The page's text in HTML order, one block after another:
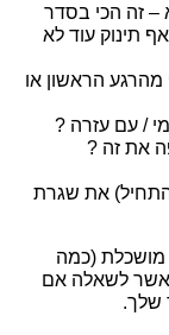
– זה הכי בסדר
תינוק עוד לא
הראשון או
/ עם עזרה ?
את זה ?
את שגרת
מושכלת (כמה
לשאלה אם
שלך.